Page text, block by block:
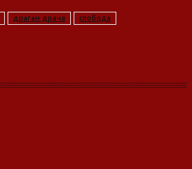
драган драча слобода